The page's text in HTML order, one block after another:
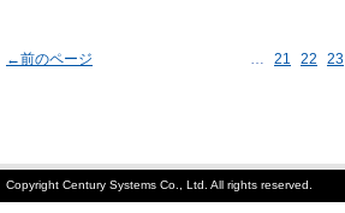
←前のページ … 21 22 23
Copyright Century Systems Co., Ltd. All rights reserved.